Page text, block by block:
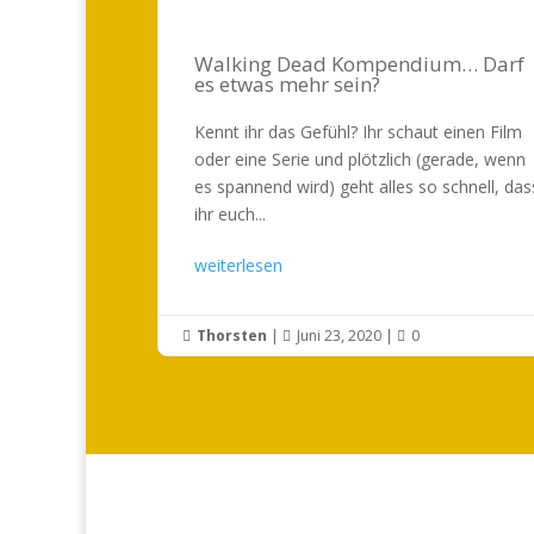
Walking Dead Kompendium… Darf
es etwas mehr sein?
Kennt ihr das Gefühl? Ihr schaut einen Film
oder eine Serie und plötzlich (gerade, wenn
es spannend wird) geht alles so schnell,
ihr euch...
weiterlesen
 Thorsten |  Juni 23, 2020 |  0